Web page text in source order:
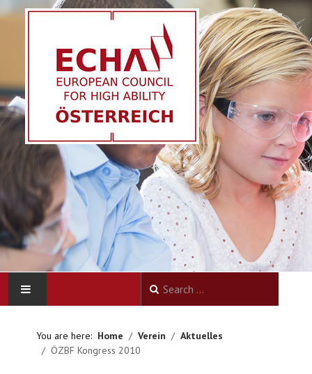
VEREIN
You are here: Home Verein
Aktuelles
ÖZBF Kongress 2010